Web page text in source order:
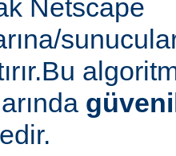
Netscape